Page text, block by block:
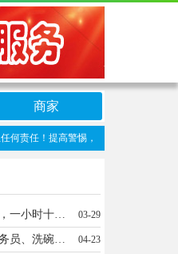
商家
任！提高警惕，谨防诈骗！做推广、
夜市穿串，每天下午两点多开始，一小时十元。联系电话17835884418 03-29
焰煌阁烧烤店招聘后厨人员、服务员、洗碗工数名。有意者联系17735370739 04-23